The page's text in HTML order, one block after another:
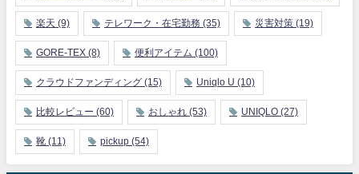
楽天 (9) テレワーク・在宅勤務 (35) 災害対策 (19)
GORE-TEX (8) 便利アイテム (100)
クラウドファンディング (15) Uniqlo U (10)
比較レビュー (60) おしゃれ (53) UNIQLO (27)
靴 (11) pickup (54)